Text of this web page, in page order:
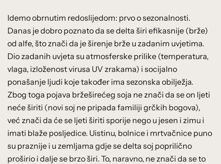
Idemo obrnutim redoslijedom: prvo o sezonalnosti.
Danas je dobro poznato da se delta širi efikasnije (brže)
od alfe, što znači da je širenje brže u zadanim uvjetima.
Dio zadanih uvjeta su atmosferske prilike (temperatura,
vlaga, izloženost virusa UV zrakama) i socijalno
ponašanje ljudi koje također ima sezonska obilježja.
Zbog toga pojava bržeširećeg soja ne znači da se on ljeti
neće širiti (novi soj ne pripada familiji grčkih bogova),
već znači da će se ljeti širiti sporije nego u jesen i zimu i
imati blaže posljedice. Uistinu, bolnice i mrtvačnice puno
su praznije i u zemljama gdje se delta soj poprilično
proširio i dalje se brzo širi. To, naravno, ne znači da se to